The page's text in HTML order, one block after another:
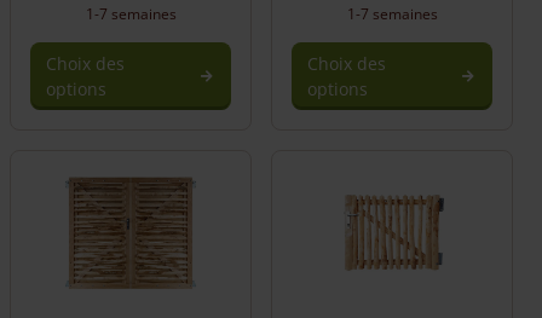
1-7 semaines
Choix des
options
1-7 semaines
Choix des
options